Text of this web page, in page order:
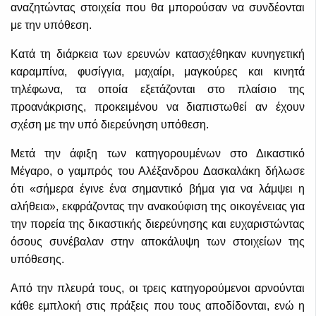
αναζητώντας στοιχεία που θα μπορούσαν να συνδέονται
με την υπόθεση.
Κατά τη διάρκεια των ερευνών κατασχέθηκαν κυνηγετική
καραμπίνα, φυσίγγια, μαχαίρι, μαγκούρες και κινητά
τηλέφωνα, τα οποία εξετάζονται στο πλαίσιο της
προανάκρισης, προκειμένου να διαπιστωθεί αν έχουν
σχέση με την υπό διερεύνηση υπόθεση.
Μετά την άφιξη των κατηγορουμένων στο Δικαστικό
Μέγαρο, ο γαμπρός του Αλέξανδρου Δασκαλάκη δήλωσε
ότι «σήμερα έγινε ένα σημαντικό βήμα για να λάμψει η
αλήθεια», εκφράζοντας την ανακούφιση της οικογένειας για
την πορεία της δικαστικής διερεύνησης και ευχαριστώντας
όσους συνέβαλαν στην αποκάλυψη των στοιχείων της
υπόθεσης.
Από την πλευρά τους, οι τρεις κατηγορούμενοι αρνούνται
κάθε εμπλοκή στις πράξεις που τους αποδίδονται, ενώ η